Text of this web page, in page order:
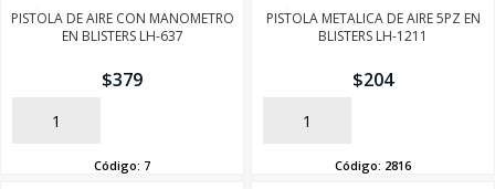
PISTOLA DE AIRE CON MANOMETRO
EN BLISTERS LH-637
$379
AÑADIR
Código: 7
PISTOLA METALICA DE AIRE 5PZ EN
BLISTERS LH-1211
$204
AÑADIR
Código: 2816